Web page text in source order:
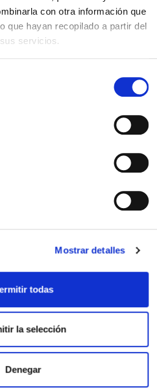
con otra información que
que hayan recopilado a partir del
servicios.
Mostrar detalles
todas
la selección
Denegar
resultados rápidos
fácil de delegar y sin
de